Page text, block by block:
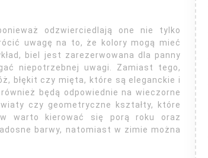
odzwierciedlają one nie tylko
uwagę na to, że kolory mogą mieć
biel jest zarezerwowana dla panny
niepotrzebnej uwagi. Zamiast tego,
błękit czy mięta, które są eleganckie i
będą odpowiednie na wieczorne
czy geometryczne kształty, które
warto kierować się porą roku oraz
barwy, natomiast w zimie można